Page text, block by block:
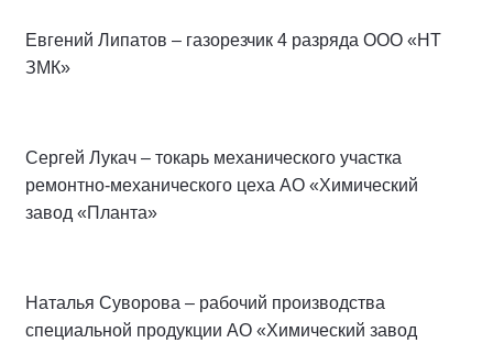
Евгений Липатов – газорезчик 4 разряда ООО «НТ
ЗМК»
Сергей Лукач – токарь механического участка
ремонтно-механического цеха АО «Химический
завод «Планта»
Наталья Суворова – рабочий производства
специальной продукции АО «Химический завод